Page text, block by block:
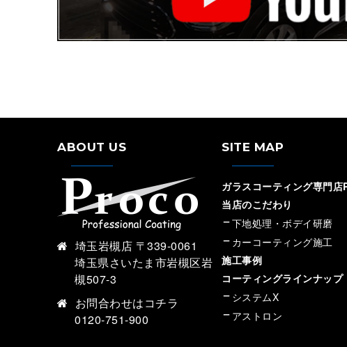
ABOUT US
埼玉岩槻店 〒339-0061
埼玉県さいたま市岩槻区岩
槻507-3
お問合わせはコチラ
0120-751-900
SITE MAP
ガラスコーティング専門
当店のこだわり
下地処理・ボデイ研磨
カーコーティング施工
施工事例
コーティングラインナップ
システムX
アストロン